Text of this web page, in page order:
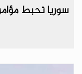
سوريا تحبط